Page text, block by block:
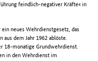
feindlich-negativer Kräfte« in
neues Wehrdienstgesetz, das
dem Jahr 1962 ablöste.
18-monatige Grundwehrdienst.
in den Wehrdienst im